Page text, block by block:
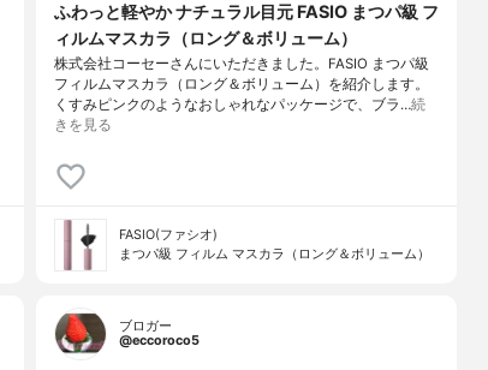
ふわっと軽やか ナチュラル目元 FASIO まつパ級 フ
ィルムマスカラ（ロング＆ボリューム）
株式会社コーセーさんにいただきました。FASIO まつパ級
フィルムマスカラ（ロング＆ボリューム）を紹介します。
くすみピンクのようなおしゃれなパッケージで、ブラ…続
きを見る
FASIO(ファシオ)
まつパ級 フィルム マスカラ（ロング＆ボリューム）
ブロガー
@eccoroco5